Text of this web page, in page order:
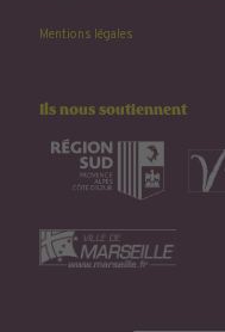
Mentions légales
Ils nous soutiennent